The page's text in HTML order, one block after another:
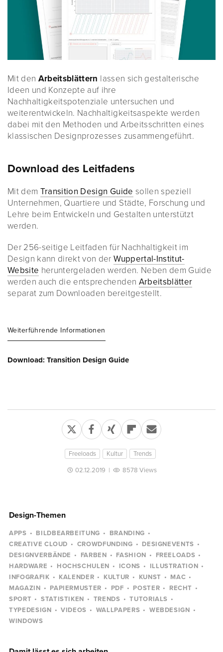
Mit den Arbeitsblättern lassen sich gestalterische
Ideen und Konzepte auf ihre
Nachhaltigkeitspotenziale untersuchen und
weiterentwickeln. Nachhaltigkeitsaspekte werden
dabei mit den Methoden und Arbeitsschritten eines
klassischen Designprozesses zusammengeführt.
Download des Leitfadens
Mit dem Transition Design Guide sollen speziell
Unternehmen, Quartiere und Städte, Forschung und
Lehre beim Entwickeln und Gestalten unterstützt
werden.
Der 256-seitige Leitfaden für Nachhaltigkeit im
Design kann direkt von derWuppertal-Institut-
Website heruntergeladen werden. Neben dem Guide
werden auch die entsprechenden Arbeitsblätter
separat zum Downloaden bereitgestellt.
Weiterführende Informationen
Download: Transition Design Guide
Freeloads Kultur Trends
02.12.2019 | 8578 Views
Design-Themen
APPS BILDBEARBEITUNG
BRANDING
CREATIVE CLOUD
CROWDFUNDING
DESIGNEVENTS
DESIGNVERBÄNDE
FARBEN FASHION
FREELOADS
HARDWARE
HOCHSCHULEN ICONS
ILLUSTRATION
INFOGRAFIK
KALENDER KULTUR KUNST
MAC
MAGAZIN
PAPIERMUSTER PDF POSTER
RECHT
SPORT
STATISTIKEN TRENDS
TUTORIALS
TYPEDESIGN
VIDEOS WALLPAPERS
WEBDESIGN
WINDOWS